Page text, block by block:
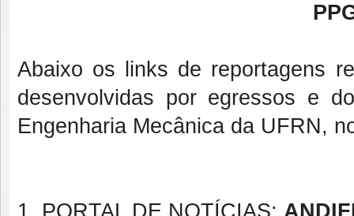
Abaixo os links de reportagens
desenvolvidas por egressos e
Engenharia Mecânica da UFRN,
1. PORTAL DE NOTÍCIAS: